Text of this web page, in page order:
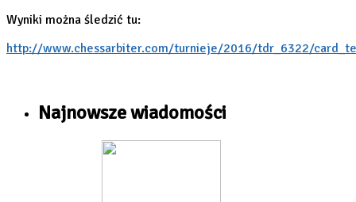
Wyniki można śledzić tu:
http://www.chessarbiter.com/turnieje/2016/tdr_6322/
Najnowsze wiadomości